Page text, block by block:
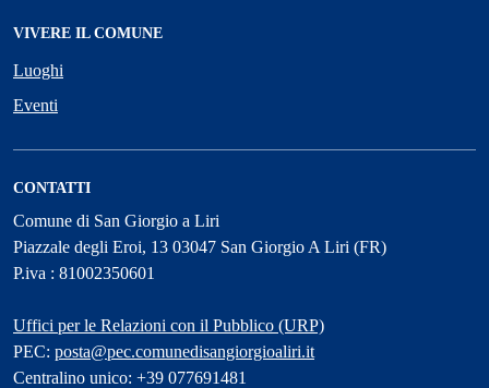
VIVERE IL COMUNE
Luoghi
Eventi
CONTATTI
Comune di San Giorgio a Liri
Piazzale degli Eroi, 13 03047 San Giorgio A Liri (FR)
P.iva : 81002350601
Uffici per le Relazioni con il Pubblico (URP)
PEC: posta@pec.comunedisangiorgioaliri.it
Centralino unico: +39 077691481